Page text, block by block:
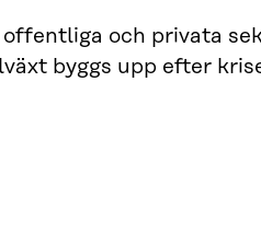
och privata
byggs upp efter